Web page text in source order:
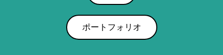
ポートフォリオ